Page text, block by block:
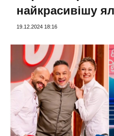
найкрасивішу
19.12.2024 18:16